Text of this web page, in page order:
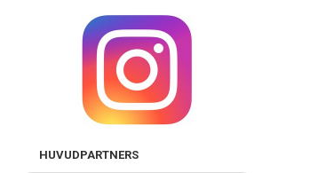
HUVUDPARTNERS